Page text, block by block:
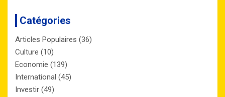
Catégories
Articles Populaires (36)
Culture (10)
Economie (139)
International (45)
Investir (49)